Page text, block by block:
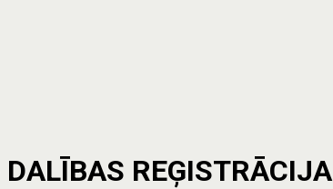
DALĪBAS REĢISTRĀCIJA